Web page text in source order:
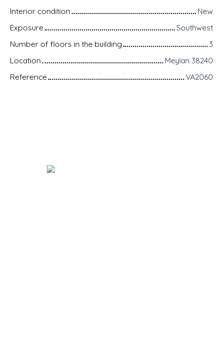
Interior condition
New
Exposure
Southwest
Number of floors in the building
3
Location
Meylan 38240
Reference
VA2060